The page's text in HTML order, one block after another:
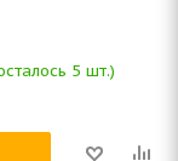
5 шт.)